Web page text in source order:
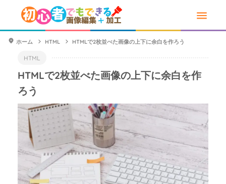
ホーム HTML HTMLで2枚並べた画像の上下に余白を作ろう
HTML
HTMLで2枚並べた画像の上下に余白を作
ろう